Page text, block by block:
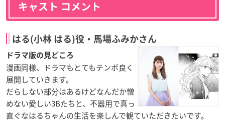
キャスト コメント
はる(小林 はる)役・馬場ふみかさん
ドラマ版の見どころ
漫画同様、ドラマもとてもテンポ良く
展開していきます。
だらしない部分はあるけどなんだか憎
めない愛しい3Bたちと、不器用で真っ
直ぐなはるちゃんの生活を楽しんで観ていただきたいです。